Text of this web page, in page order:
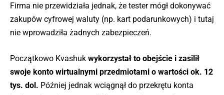
Firma nie przewidziała jednak, że tester mógł dokonywać
zakupów cyfrowej waluty (np. kart podarunkowych) i tutaj
nie wprowadziła żadnych zabezpieczeń.
Początkowo Kvashuk wykorzystał to obejście i zasilił
swoje konto wirtualnymi przedmiotami o wartości ok. 12
tys. dol. Później jednak wciągnął do przekrętu konta